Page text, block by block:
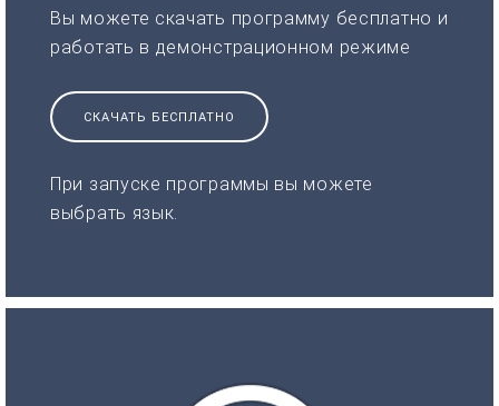
Вы можете скачать программу бесплатно и
работать в демонстрационном режиме
СКАЧАТЬ БЕСПЛАТНО
При запуске программы вы можете
выбрать язык.